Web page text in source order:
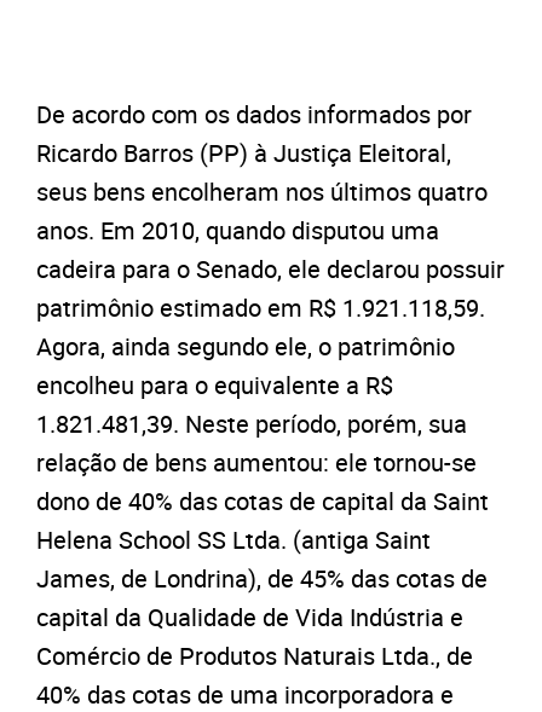
De acordo com os dados informados por
Ricardo Barros (PP) à Justiça Eleitoral,
seus bens encolheram nos últimos quatro
anos. Em 2010, quando disputou uma
cadeira para o Senado, ele declarou possuir
patrimônio estimado em R$ 1.921.118,59.
Agora, ainda segundo ele, o patrimônio
encolheu para o equivalente a R$
1.821.481,39. Neste período, porém, sua
relação de bens aumentou: ele tornou-se
dono de 40% das cotas de capital da Saint
Helena School SS Ltda. (antiga Saint
James, de Londrina), de 45% das cotas de
capital da Qualidade de Vida Indústria e
Comércio de Produtos Naturais Ltda., de
40% das cotas de uma incorporadora e